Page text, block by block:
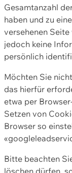
Gesamtanzahl
haben und zu
versehenen
jedoch keine
persönlich
Möchten Sie
das hierfür
etwa per
Setzen von
Browser so
Bitte beachten